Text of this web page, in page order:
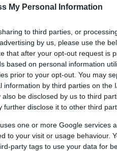
My Personal Information
to third parties, or
by us, please use the
that after your opt-out request is
based on personal information
prior to your opt-out. You may
by third parties on the
be disclosed by us to third
further disclose it to other third
one or more Google services
to your visit or usage behaviour.
party tags to use your data for
αύξηση 40 ευρώ από
αερίου για
στο Google News